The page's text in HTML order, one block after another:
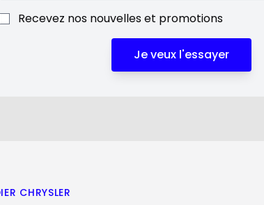
Recevez nos nouvelles et promotions
Je veux l'essayer
CHRYSLER